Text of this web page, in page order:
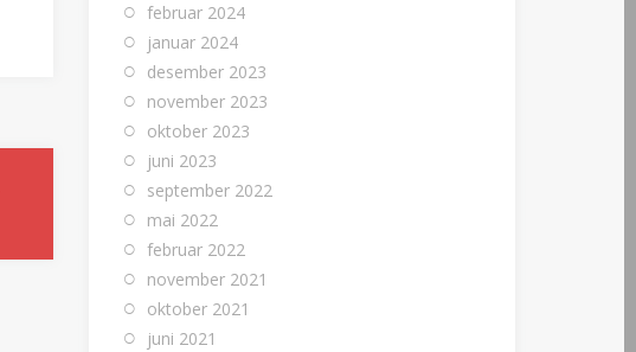
februar 2024
januar 2024
desember 2023
november 2023
oktober 2023
juni 2023
september 2022
mai 2022
februar 2022
november 2021
oktober 2021
juni 2021